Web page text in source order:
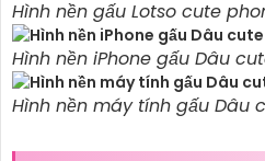
Hình nền gấu Lotso cute
Hình nền iPhone gấu Dâu
Hình nền máy tính gấu Dâu